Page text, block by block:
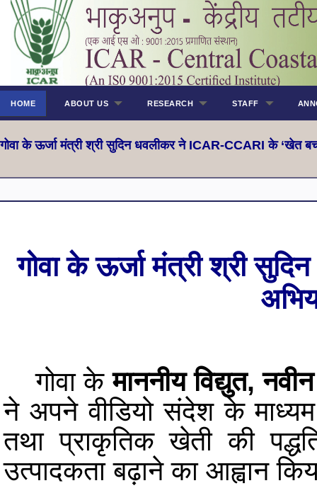
HOME ABOUT US RESEARCH STAFF
गोवा के ऊर्जा मंत्री श्री सुदिन धवलीकर ने ICAR-CCARI के ‘खेत
गोवा के ऊर्जा मंत्री श्री
गोवा केमाननीय विद्युत,
ने अपने वीडियो संदेश के
तथा प्राकृतिक खेती की
उत्पादकता बढ़ाने का आह्वान